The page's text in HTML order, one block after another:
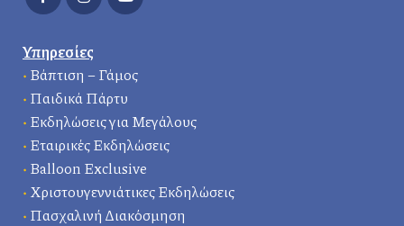
Υπηρεσίες
• Βάπτιση – Γάμος
• Παιδικά Πάρτυ
• Εκδηλώσεις για Μεγάλους
• Εταιρικές Εκδηλώσεις
• Balloon Exclusive
• Χριστουγεννιάτικες Εκδηλώσεις
• Πασχαλινή Διακόσμηση